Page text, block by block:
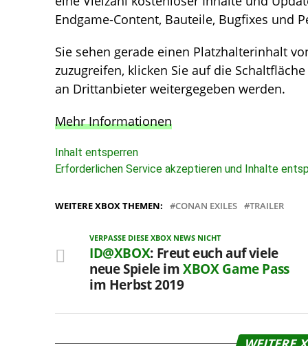
Endgame-Content, Bauteile, Bugfixes und
Sie sehen gerade einen Platzhalterinhalt
zuzugreifen, klicken Sie auf die
an Drittanbieter weitergegeben werden.
Mehr Informationen
Inhalt entsperren
Erforderlichen Service akzeptieren und Inhalte
WEITERE XBOX THEMEN: CONAN EXILES TRAILER
VERPASSE DIESE XBOX NEWS NICHT
ID@XBOX: Freut euch auf viele
neue Spiele imXBOX Game Pass
im Herbst 2019